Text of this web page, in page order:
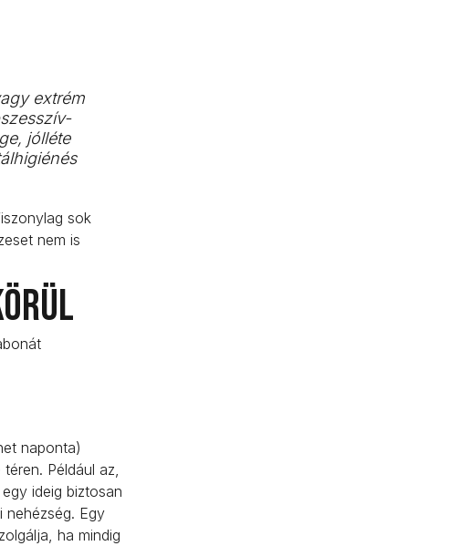
extrém
jólléte
sok
nem is
naponta)
Például az,
ideig biztosan
nehézség. Egy
ha mindig